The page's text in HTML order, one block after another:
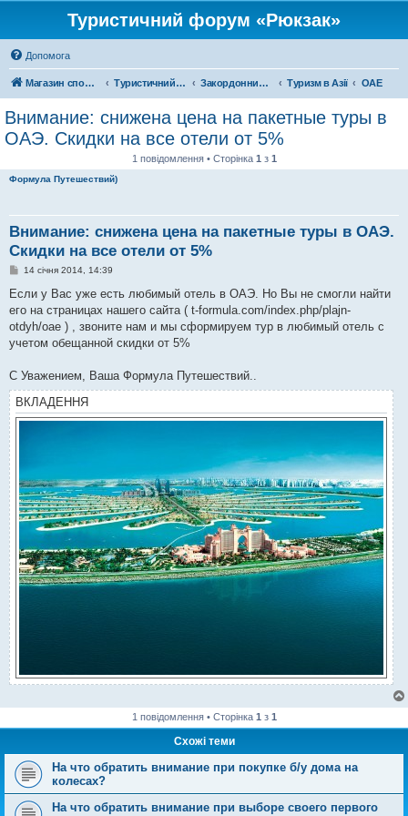
Туристичний форум «Рюкзак»
Допомога
Магазин спорядження Туристичний форум «Рюкзак» Закордонний туризм Туризм в Азії ОАЕ
Внимание: снижена цена на пакетные туры в
ОАЭ. Скидки на все отели от 5%
1 повідомлення • Сторінка 1 з 1
Формула Путешествий)
Внимание: снижена цена на пакетные туры в ОАЭ.
Скидки на все отели от 5%
П
в
д
о
м
л
н
я
14 січня 2014, 14:39
Если у Вас уже есть любимый отель в ОАЭ. Но Вы не смогли найти
его на страницах нашего сайта ( t-formula.com/index.php/plajn-
otdyh/oae ) , звоните нам и мы сформируем тур в любимый отель с
учетом обещанной скидки от 5%
С Уважением, Ваша Формула Путешествий..
ВКЛАДЕННЯ
1 повідомлення • Сторінка 1 з 1
Схожі теми
На что обратить внимание при покупке б/у дома на
колесах?
На что обратить внимание при выборе своего первого